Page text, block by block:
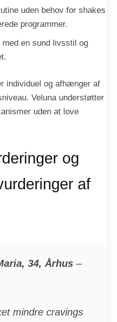
uden behov for shakes
programmer.
med en sund livsstil og
individuel og afhænger af
Veluna understøtter
uden at love
og
af
34, Århus –
mindre cravings